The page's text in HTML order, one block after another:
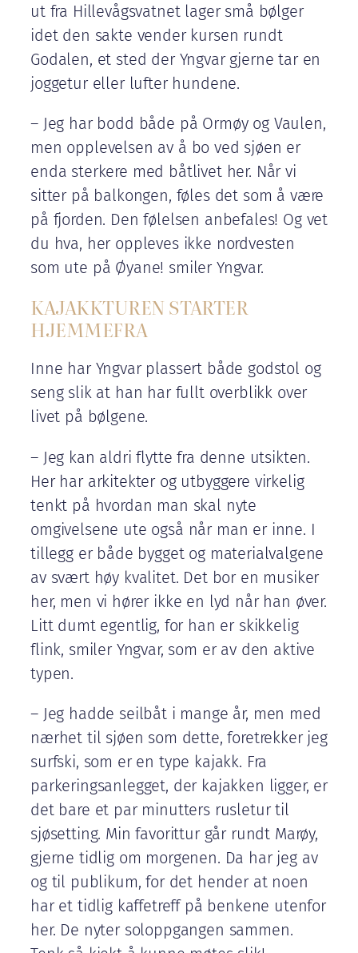
ut fra Hillevågsvatnet lager små bølger
idet den sakte vender kursen rundt
Godalen, et sted der Yngvar gjerne tar en
joggetur eller lufter hundene.
– Jeg har bodd både på Ormøy og Vaulen,
men opplevelsen av å bo ved sjøen er
enda sterkere med båtlivet her. Når vi
sitter på balkongen, føles det som å være
på fjorden. Den følelsen anbefales! Og vet
du hva, her oppleves ikke nordvesten
som ute på Øyane! smiler Yngvar.
KAJAKKTUREN STARTER
HJEMMEFRA
Inne har Yngvar plassert både godstol og
seng slik at han har fullt overblikk over
livet på bølgene.
– Jeg kan aldri flytte fra denne utsikten.
Her har arkitekter og utbyggere virkelig
tenkt på hvordan man skal nyte
omgivelsene ute også når man er inne. I
tillegg er både bygget og materialvalgene
av svært høy kvalitet. Det bor en musiker
her, men vi hører ikke en lyd når han øver.
Litt dumt egentlig, for han er skikkelig
flink, smiler Yngvar, som er av den aktive
typen.
– Jeg hadde seilbåt i mange år, men med
nærhet til sjøen som dette, foretrekker jeg
surfski, som er en type kajakk. Fra
parkeringsanlegget, der kajakken ligger, er
det bare et par minutters rusletur til
sjøsetting. Min favorittur går rundt Marøy,
gjerne tidlig om morgenen. Da har jeg av
og til publikum, for det hender at noen
har et tidlig kaffetreff på benkene utenfor
her. De nyter soloppgangen sammen.